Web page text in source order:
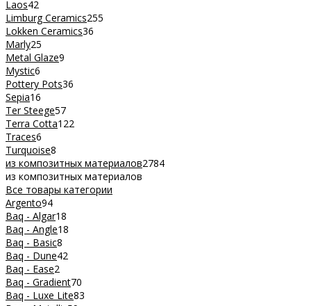
Laos42
Limburg Ceramics255
Lokken Ceramics36
Marly25
Metal Glaze9
Mystic6
Pottery Pots36
Sepia16
Ter Steege57
Terra Cotta122
Traces6
Turquoise8
из композитных материалов2784
из композитных материалов
Все товары категории
Argento94
Baq - Algar18
Baq - Angle18
Baq - Basic8
Baq - Dune42
Baq - Ease2
Baq - Gradient70
Baq - Luxe Lite83